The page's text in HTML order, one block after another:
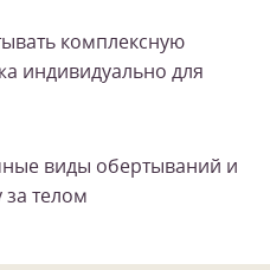
комплексную
индивидуально для
виды обертываний и
за телом